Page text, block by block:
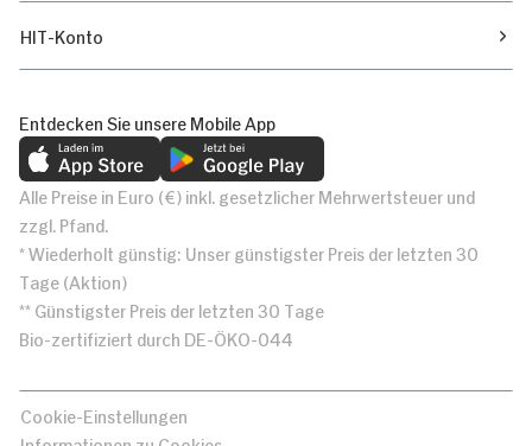
HIT-Konto
Entdecken Sie unsere Mobile App
Alle Preise in Euro (€) inkl. gesetzlicher Mehrwertsteuer und
zzgl. Pfand.
* Wiederholt günstig: Unser günstigster Preis der letzten 30
Tage (Aktion)
** Günstigster Preis der letzten 30 Tage
Bio-zertifiziert durch DE-ÖKO-044
Cookie-Einstellungen